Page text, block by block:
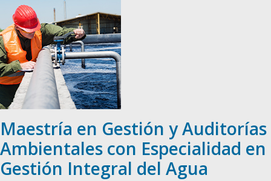
Maestría en Gestión y Auditorías
Ambientales con Especialidad en
Gestión Integral del Agua